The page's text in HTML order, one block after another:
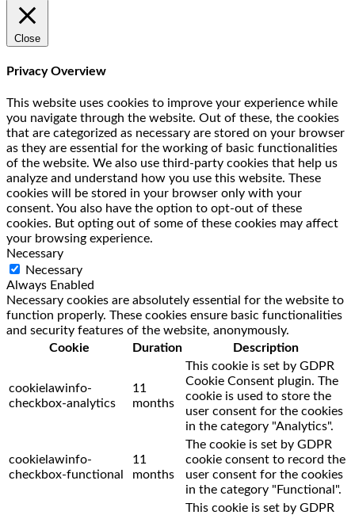
Close
Privacy Overview
This website uses cookies to improve your experience while
you navigate through the website. Out of these, the cookies
that are categorized as necessary are stored on your browser
as they are essential for the working of basic functionalities
of the website. We also use third-party cookies that help us
analyze and understand how you use this website. These
cookies will be stored in your browser only with your
consent. You also have the option to opt-out of these
cookies. But opting out of some of these cookies may affect
your browsing experience.
Necessary
Necessary
Always Enabled
Necessary cookies are absolutely essential for the website to
function properly. These cookies ensure basic functionalities
and security features of the website, anonymously.
Cookie
Duration Description
cookielawinfo-
checkbox-analytics
11
months
This cookie is set by GDPR
Cookie Consent plugin. The
cookie is used to store the
user consent for the cookies
in the category "Analytics".
cookielawinfo-
checkbox-functional
11
months
The cookie is set by GDPR
cookie consent to record the
user consent for the cookies
in the category "Functional".
This cookie is set by GDPR